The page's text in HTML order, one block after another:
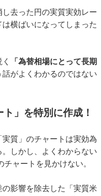
去った円の実質実効レー
横ばいになってしまった
「為替相場にとって長期
話がよくわかるのではない
」を特別に作成！
質」のチャートは実効為
しかし、よくわからない
ャートを見かけない。
影響を除去した「実質米